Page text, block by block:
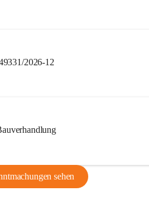
2026-12
sehen